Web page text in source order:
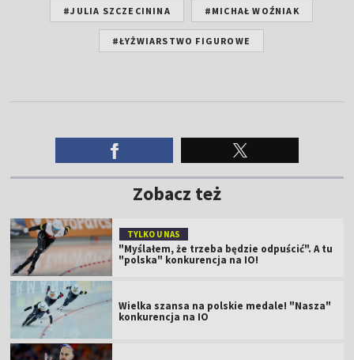
#JULIA SZCZECININA #MICHAŁ WOŹNIAK
#ŁYŻWIARSTWO FIGUROWE
Zobacz też
TYLKO U NAS
"Myślałem, że trzeba będzie odpuścić". A tu
"polska" konkurencja na IO!
Wielka szansa na polskie medale! "Nasza"
konkurencja na IO